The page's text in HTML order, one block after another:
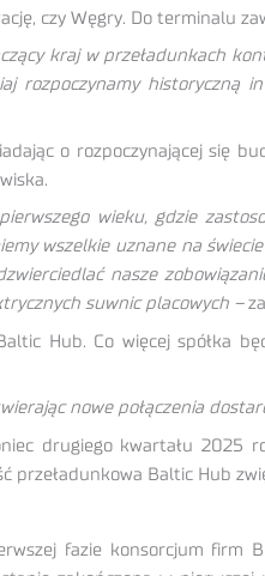
czy Węgry. Do terminalu
kraj w przeładunkach
rozpoczynamy historyczną
o rozpoczynającej się
wieku, gdzie
wszelkie uznane na
nasze
suwnic placowych –
Hub. Co więcej spółka
nowe połączenia
drugiego kwartału
przeładunkowa Baltic Hub
fazie konsorcjum firm